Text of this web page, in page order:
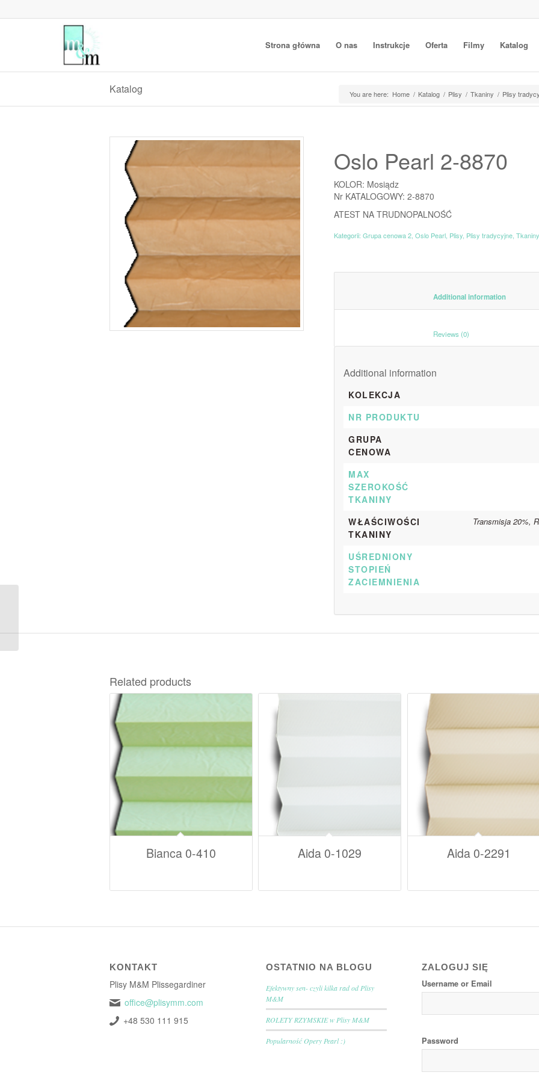
Strona główna O nas Instrukcje Oferta Filmy Katalog
Katalog You are here: Home / Katalog / Plisy / Tkaniny / Plisy
Oslo Pearl 2-8870
KOLOR: Mosiądz
Nr KATALOGOWY: 2-8870
ATEST NA TRUDNOPALNOŚĆ
Kategorii:Grupa cenowa 2 ,Oslo Pearl Plisy Plisy tradycyjne ,
Additional information
KOLEKCJA
NR PRODUKTU
GRUPA
CENOWA
MAX
SZEROKOŚĆ
TKANINY
WŁAŚCIWOŚCI
TKANINY
Transmisja 20%,
UŚREDNIONY
STOPIEŃ
ZACIEMNIENIA
Related products
Bianca 0-410 Aida 0-1029 Aida 0-2291
KONTAKT
Plisy M&M Plissegardiner
office@plisymm.com
+48 530 111 915
OSTATNIO NA BLOGU
Efektywny sen- czyli kilka rad od Plisy
M&M
ROLETY RZYMSKIE w Plisy M&M
Popularność Opery Pearl :)
ZALOGUJ SIĘ
Username or Email
Password